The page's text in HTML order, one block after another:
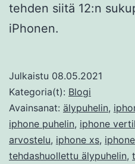
tehden siitä 12:n
iPhonen.
Julkaistu 08.05.2021
Kategoria(t): Blogi
Avainsanat: älypuhelin,
iphone puhelin, iphone
arvostelu, iphone xs,
tehdashuollettu älypuhelin,